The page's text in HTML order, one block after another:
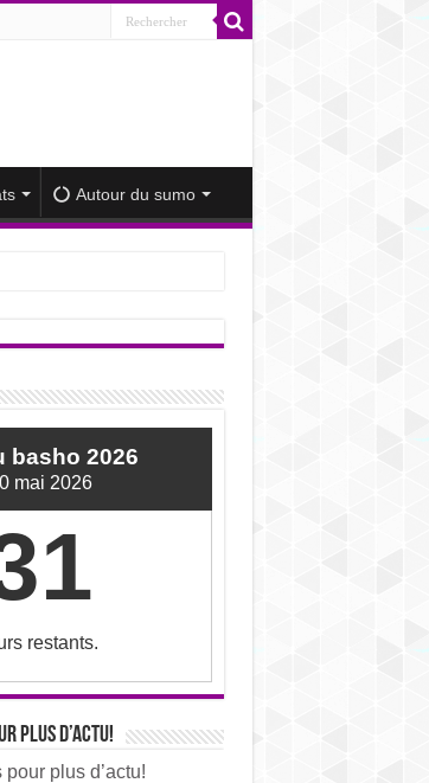
Autour du sumo
basho 2026
mai 2026
restants.
plus d’actu!
plus d’actu!